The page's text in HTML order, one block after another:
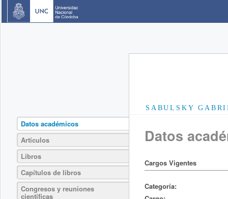
SABULSKY
Datos académicos
Artículos
Libros
Capítulos de libros
Congresos y reuniones
científicas
Datos
Cargos Vigentes
Categoría: